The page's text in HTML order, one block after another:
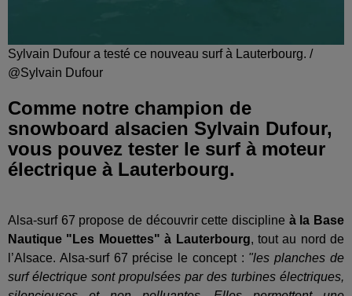
Sylvain Dufour a testé ce nouveau surf à Lauterbourg. /
@Sylvain Dufour
Comme notre champion de
snowboard alsacien Sylvain Dufour,
vous pouvez tester le surf à moteur
électrique à Lauterbourg.
Alsa-surf 67 propose de découvrir cette discipline à la Base
Nautique "Les Mouettes" à Lauterbourg, tout au nord de
l’Alsace. Alsa-surf 67 précise le concept : "les planches de
surf électrique sont propulsées par des turbines électriques,